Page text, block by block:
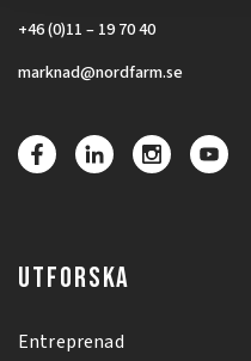
+46 (0)11 – 19 70 40
marknad@nordfarm.se
UTFORSKA
Entreprenad